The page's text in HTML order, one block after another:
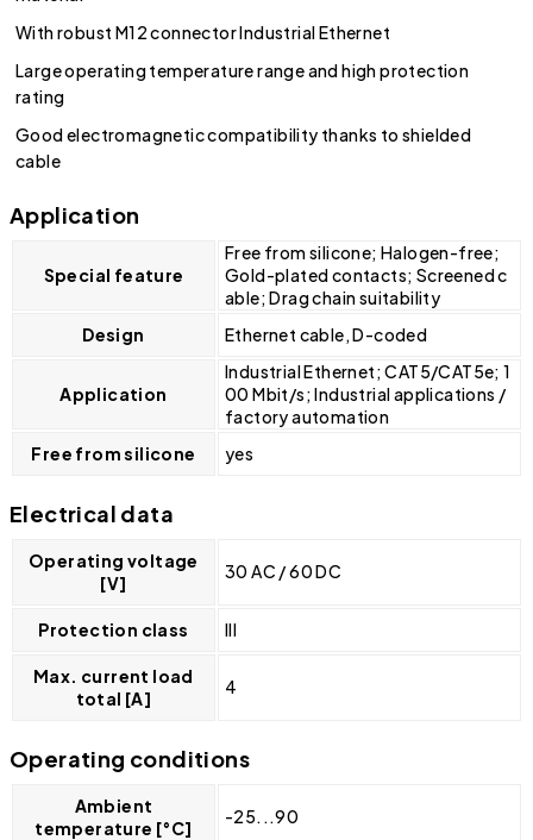
With robust M12 connector Industrial Ethernet
Large operating temperature range and high protection
rating
Good electromagnetic compatibility thanks to shielded
cable
Application
Special feature
Free from silicone; Halogen-free;
Gold-plated contacts; Screened c
able; Drag chain suitability
Design
Ethernet cable, D-coded
Application
Industrial Ethernet; CAT5/CAT5e; 1
00 Mbit/s; Industrial applications /
factory automation
Free from silicone
yes
Electrical data
Operating voltage
[V]
30 AC / 60 DC
Protection class III
Max. current load
total [A]
4
Operating conditions
Ambient
temperature [°C]
-25...90